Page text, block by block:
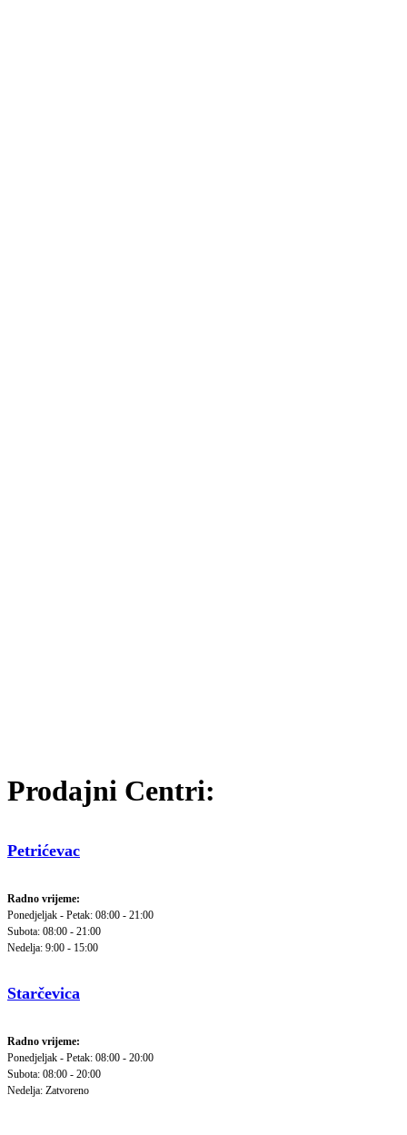
Prodajni Centri:
Petrićevac
Radno vrijeme:
Ponedjeljak - Petak: 08:00 - 21:00
Subota: 08:00 - 21:00
Nedelja: 9:00 - 15:00
Starčevica
Radno vrijeme:
Ponedjeljak - Petak: 08:00 - 20:00
Subota: 08:00 - 20:00
Nedelja: Zatvoreno